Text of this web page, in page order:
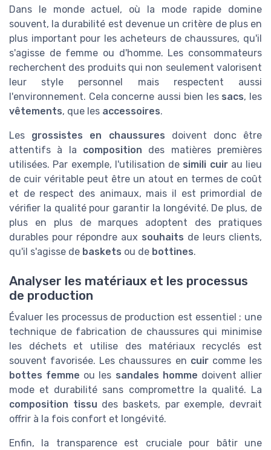
Dans le monde actuel, où la mode rapide domine
souvent, la durabilité est devenue un critère de plus en
plus important pour les acheteurs de chaussures, qu'il
s'agisse de femme ou d'homme. Les consommateurs
recherchent des produits qui non seulement valorisent
leur style personnel mais respectent aussi
l'environnement. Cela concerne aussi bien les sacs, les
vêtements, que les accessoires.
Les grossistes en chaussures doivent donc être
attentifs à la composition des matières premières
utilisées. Par exemple, l'utilisation de simili cuirau lieu
de cuir véritable peut être un atout en termes de coût
et de respect des animaux, mais il est primordial de
vérifier la qualité pour garantir la longévité. De plus, de
plus en plus de marques adoptent des pratiques
durables pour répondre aux souhaits de leurs clients,
qu'il s'agisse de baskets ou de bottines.
Analyser les matériaux et les processus
de production
Évaluer les processus de production est essentiel ; une
technique de fabrication de chaussures qui minimise
les déchets et utilise des matériaux recyclés est
souvent favorisée. Les chaussures en cuircomme les
bottes femme ou les sandales homme doivent allier
mode et durabilité sans compromettre la qualité. La
composition tissu des baskets, par exemple, devrait
offrir à la fois confort et longévité.
Enfin, la transparence est cruciale pour bâtir une